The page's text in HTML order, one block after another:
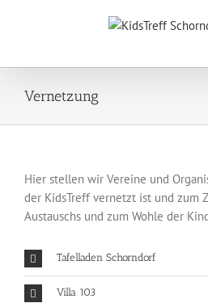
Vernetzung
Hier stellen wir Vereine und
der KidsTreff vernetzt ist und zum
Austauschs und zum Wohle der
Tafelladen Schorndorf
Villa 103